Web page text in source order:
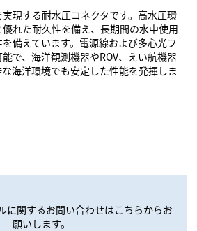
現する耐水圧コネクタです。高水圧環
れた耐久性を備え、長期間の水中使用
備えています。電源線および多心光フ
で、海洋観測機器やROV、えい航機器
海洋環境でも安定した性能を発揮しま
に関するお問い合わせはこちらからお
願いします。